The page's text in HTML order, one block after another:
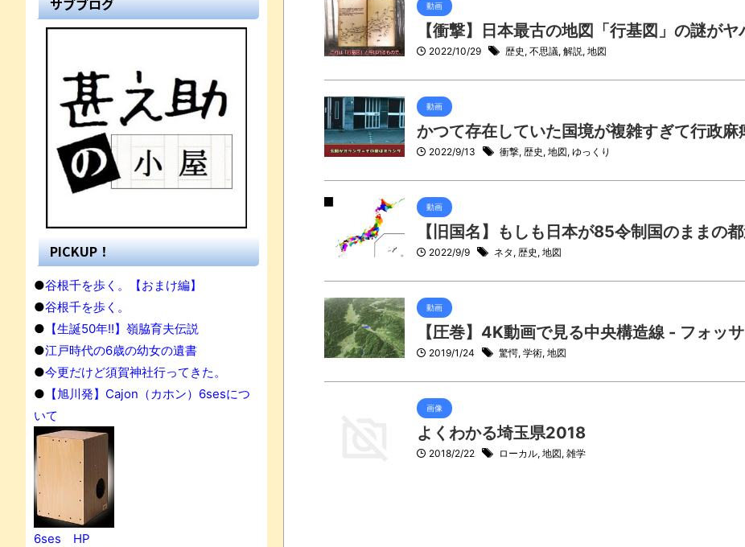
動画
【衝撃】日本最古の地図「行基図」の謎がヤ
2022/10/29 歴史 , 不思議, 解説, 地図
動画
かつて存在していた国境が複雑すぎて行政麻
2022/9/13 衝撃, 歴史 , 地図, ゆっくり
動画
【旧国名】もしも日本が85令制国のままの
2022/9/9 ネタ , 歴史 , 地図
動画
【圧巻】4K動画で見る中央構造線 - フォッ
2019/1/24 驚愕, 学術, 地図
画像
よくわかる埼玉県2018
2018/2/22 ローカル, 地図, 雑学
PICKUP！
●谷根千を歩く。【おまけ編】
●谷根千を歩く。
● 【生誕50年!!】嶺脇育夫伝説
●江戸時代の6歳の幼女の遺書
●今更だけど須賀神社行ってきた。
● 【旭川発】Cajon（カホン）6sesにつ
いて
6ses HP